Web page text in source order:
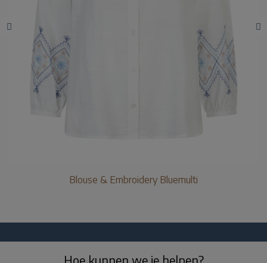
Blouse & Embroidery Bluemulti
Hoe kunnen we je helpen?